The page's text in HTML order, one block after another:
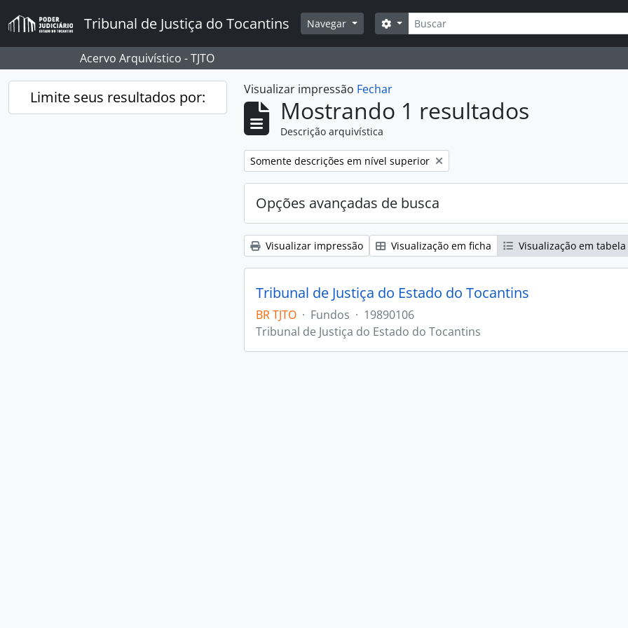
Tribunal de Justiça do Tocantins Navegar Buscar
Opções de busca
Acervo Arquivístico - TJTO
Limite seus resultados por: Visualizar impressão Fechar
Mostrando 1 resultados
Descrição arquivística
Remover filtro:
Somente descrições em nível superior
Opções avançadas de busca
Visualizar impressão Visualização em ficha Visualização em tabela
Tribunal de Justiça do Estado do Tocantins
BR TJTO · Fundos · 19890106
Tribunal de Justiça do Estado do Tocantins